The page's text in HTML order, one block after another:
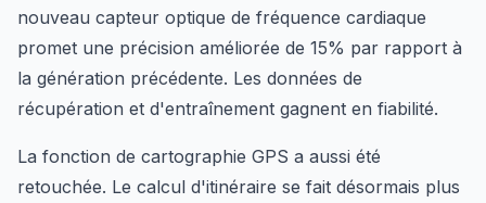
nouveau capteur optique de fréquence cardiaque
promet une précision améliorée de 15% par rapport à
la génération précédente. Les données de
récupération et d'entraînement gagnent en fiabilité.
La fonction de cartographie GPS a aussi été
retouchée. Le calcul d'itinéraire se fait désormais plus